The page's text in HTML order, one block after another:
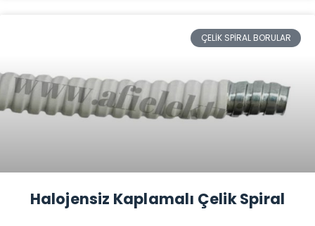
ÇELIK SPIRAL BORULAR
Halojensiz Kaplamalı Çelik Spiral